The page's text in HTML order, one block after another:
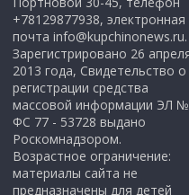
+78129877938, электронная
почта info@kupchinonews.ru.
Зарегистрировано 26
2013 года, Свидетельство о
регистрации средства
массовой информации ЭЛ №
ФС 77 - 53728 выдано
Роскомнадзором.
Возрастное ограничение:
материалы сайта не
предназначены для детей